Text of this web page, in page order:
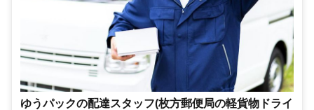
ゆうパックの配達スタッフ(枚方郵便局の軽貨物ドライ